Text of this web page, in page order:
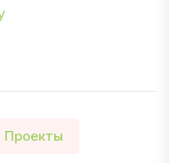
Проекты